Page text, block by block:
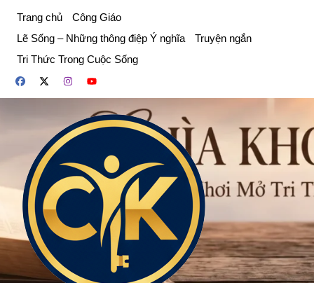
phần
dung
Trang chủ
Công Giáo
Lẽ Sống – Những thông điệp Ý nghĩa
Truyện ngắn
Tri Thức Trong Cuộc Sống